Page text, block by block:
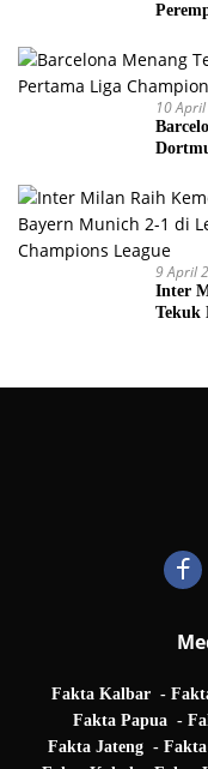
10
9 April
Inter
Tekuk
Fakta Kalbar
Fakta Papua
Fakta Jateng